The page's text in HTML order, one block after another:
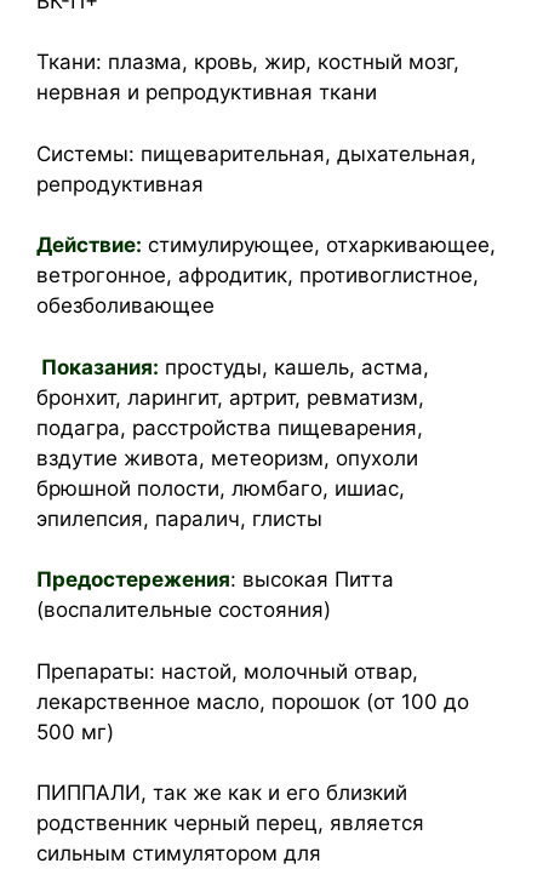
Ткани: плазма, кровь, жир, костный мозг,
нервная и репродуктивная ткани
Системы: пищеварительная, дыхательная,
репродуктивная
Действие: стимулирующее, отхаркивающее,
ветрогонное, афродитик, противоглистное,
обезболивающее
Показания: простуды, кашель, астма,
бронхит, ларингит, артрит, ревматизм,
подагра, расстройства пищеварения,
вздутие живота, метеоризм, опухоли
брюшной полости, люмбаго, ишиас,
эпилепсия, паралич, глисты
Предостережения: высокая Питта
(воспалительные состояния)
Препараты: настой, молочный отвар,
лекарственное масло, порошок (от 100 до
500 мг)
ПИППАЛИ, так же как и его близкий
родственник черный перец, является
сильным стимулятором для